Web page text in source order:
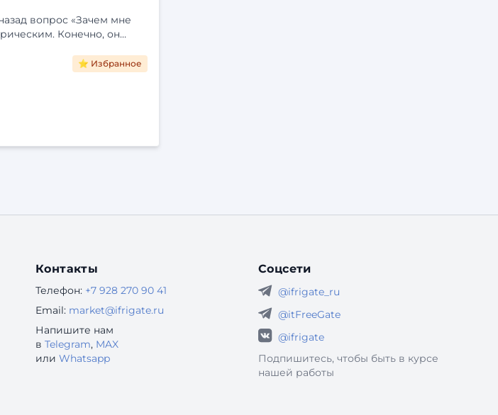
вопрос «Зачем мне
Конечно, он
Но затем мир
сети. Instagram*,
сайт, если можно завести
и даже продавать
это ...
⭐ Избранное
Контакты
Телефон: +7 928 270 90 41
Email: market@ifrigate.ru
Напишите нам
в Telegram, MAX
или Whatsapp
Соцсети
@ifrigate_ru
@itFreeGate
@ifrigate
Подпишитесь, чтобы быть в курсе
нашей работы